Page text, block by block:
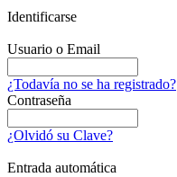
Identificarse
Usuario o Email
¿Todavía no se ha registrado?
Contraseña
¿Olvidó su Clave?
Entrada automática